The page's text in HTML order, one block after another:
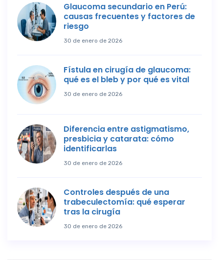
Glaucoma secundario en Perú:
causas frecuentes y factores de
riesgo
30 de enero de 2026
Fístula en cirugía de glaucoma:
qué es el bleb y por qué es vital
30 de enero de 2026
Diferencia entre astigmatismo,
presbicia y catarata: cómo
identificarlas
30 de enero de 2026
Controles después de una
trabeculectomía: qué esperar
tras la cirugía
30 de enero de 2026